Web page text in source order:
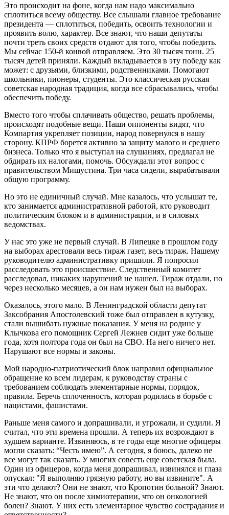
Это происходит на фоне, когда нам надо максимально
сплотиться всему обществу. Все слышали главное требование
президента — сплотиться, победить, освоить технологии и
проявить волю, характер. Все знают, что наши депутаты
почти треть своих средств отдают для того, чтобы победить.
Мы сейчас 150-й конвой отправляем. Это 30 тысяч тонн. 25
тысяч детей приняли. Каждый вкладывается в эту победу как
может: с друзьями, близкими, родственниками. Помогают
школьники, пионеры, студенты. Это классическая русская
советская народная традиция, когда все сбрасывались, чтобы
обеспечить победу.
Вместо того чтобы сплачивать общество, решать проблемы,
происходят подобные вещи. Наши оппоненты видят, что
Компартия укрепляет позиции, народ повернулся в нашу
сторону. КПРФ борется активно за защиту малого и среднего
бизнеса. Только что я выступал на слушаниях, предлагал не
обдирать их налогами, помочь. Обсуждали этот вопрос с
правительством Мишустина. Три часа сидели, вырабатывали
общую программу.
Но это не единичный случай. Мне казалось, что услышат те,
кто занимается административной работой, кто руководит
политическим блоком и в администрации, и в силовых
ведомствах.
У нас это уже не первый случай. В Липецке в прошлом году
на выборах арестовали весь тираж газет, весь тираж. Нашему
руководителю административку пришили. Я попросил
расследовать это происшествие. Следственный комитет
расследовал, никаких нарушений не нашел. Тираж отдали, но
через несколько месяцев, а он нам нужен был на выборах.
Оказалось, этого мало. В Ленинградской области депутат
Заксобрания Апостолевский тоже был отправлен в кутузку,
стали вышибать нужные показания. У меня на родине у
Клычкова его помощник Сергей Лежнев сидит уже больше
года, хотя полтора года он был на СВО. На него ничего нет.
Нарушают все нормы и законы.
Мой народно-патриотический блок направил официальное
обращение ко всем лидерам, к руководству страны с
требованием соблюдать элементарные нормы, порядок,
правила. Беречь сплоченность, которая родилась в борьбе с
нацистами, фашистами.
Раньше меня самого и допрашивали, и угрожали, и судили. Я
считал, что эти времена прошли. А теперь их возрождают в
худшем варианте. Извиняюсь, в те годы еще многие офицеры
могли сказать: “Честь имею”. А сегодня, я боюсь, далеко не
все могут так сказать. У многих совесть еще советская была.
Один из офицеров, когда меня допрашивал, извинялся и глаза
опускал: "Я выполняю грязную работу, но вы извините". А
эти что делают? Они не знают, что Кропотин больной? Знают.
Не знают, что он после химиотерапии, что он онкологией
болен? Знают. У них есть элементарное чувство сострадания и